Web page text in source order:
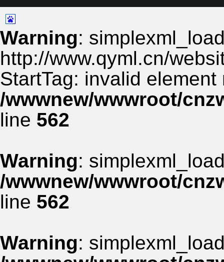
Warning:
http://www.qyml.cn/
StartTag: invalid element
/wwwnew/wwwroot/
line 562
Warning:
/wwwnew/wwwroot/
line 562
Warning: